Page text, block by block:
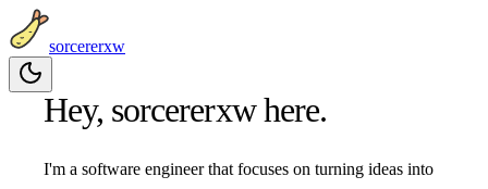
sorcererxw
Hey, sorcererxw here.
I'm a software engineer that focuses on turning ideas into